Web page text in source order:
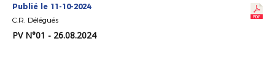
Publié le 11-10-2024
C.R. Délégués
PV N°01 - 26.08.2024